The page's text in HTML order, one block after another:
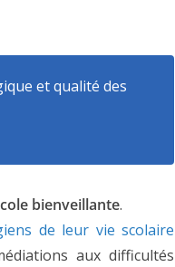
et qualité des
bienveillante.
de leur vie scolaire
aux difficultés